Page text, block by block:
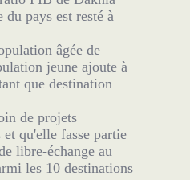
du pays est resté à
âgée de
jeune ajoute à
que destination
de projets
qu'elle fasse partie
libre-échange au
les 10 destinations